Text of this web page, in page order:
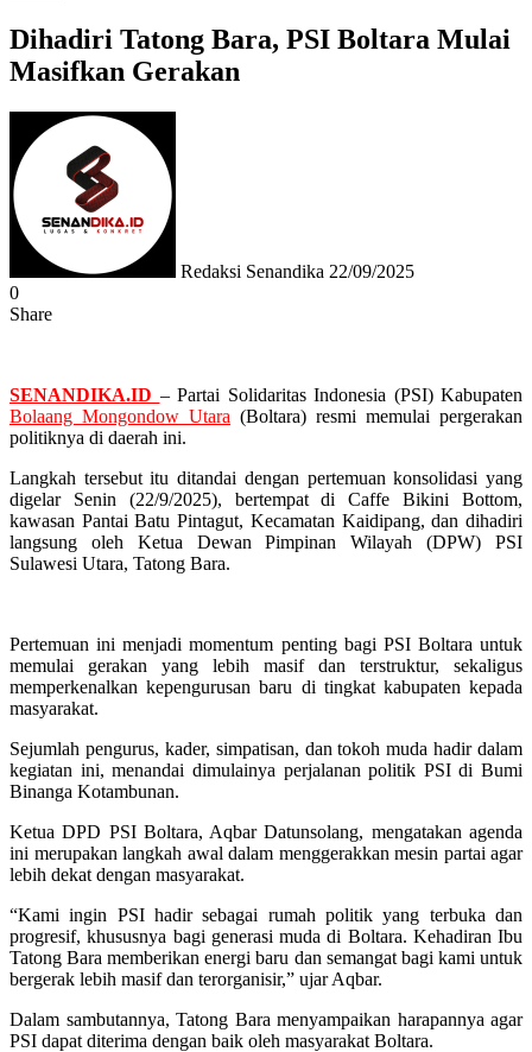
Dihadiri Tatong Bara, PSI Boltara Mulai
Masifkan Gerakan
Redaksi Senandika 22/09/2025
0
Share
SENANDIKA.ID – Partai Solidaritas Indonesia (PSI) Kabupaten
Bolaang Mongondow Utara (Boltara) resmi memulai pergerakan
politiknya di daerah ini.
Langkah tersebut itu ditandai dengan pertemuan konsolidasi yang
digelar Senin (22/9/2025), bertempat di Caffe Bikini Bottom,
kawasan Pantai Batu Pintagut, Kecamatan Kaidipang, dan dihadiri
langsung oleh Ketua Dewan Pimpinan Wilayah (DPW) PSI
Sulawesi Utara, Tatong Bara.
Pertemuan ini menjadi momentum penting bagi PSI Boltara untuk
memulai gerakan yang lebih masif dan terstruktur, sekaligus
memperkenalkan kepengurusan baru di tingkat kabupaten kepada
masyarakat.
Sejumlah pengurus, kader, simpatisan, dan tokoh muda hadir dalam
kegiatan ini, menandai dimulainya perjalanan politik PSI di Bumi
Binanga Kotambunan.
Ketua DPD PSI Boltara, Aqbar Datunsolang, mengatakan agenda
ini merupakan langkah awal dalam menggerakkan mesin partai agar
lebih dekat dengan masyarakat.
“Kami ingin PSI hadir sebagai rumah politik yang terbuka dan
progresif, khususnya bagi generasi muda di Boltara. Kehadiran Ibu
Tatong Bara memberikan energi baru dan semangat bagi kami untuk
bergerak lebih masif dan terorganisir,” ujar Aqbar.
Dalam sambutannya, Tatong Bara menyampaikan harapannya agar
PSI dapat diterima dengan baik oleh masyarakat Boltara.